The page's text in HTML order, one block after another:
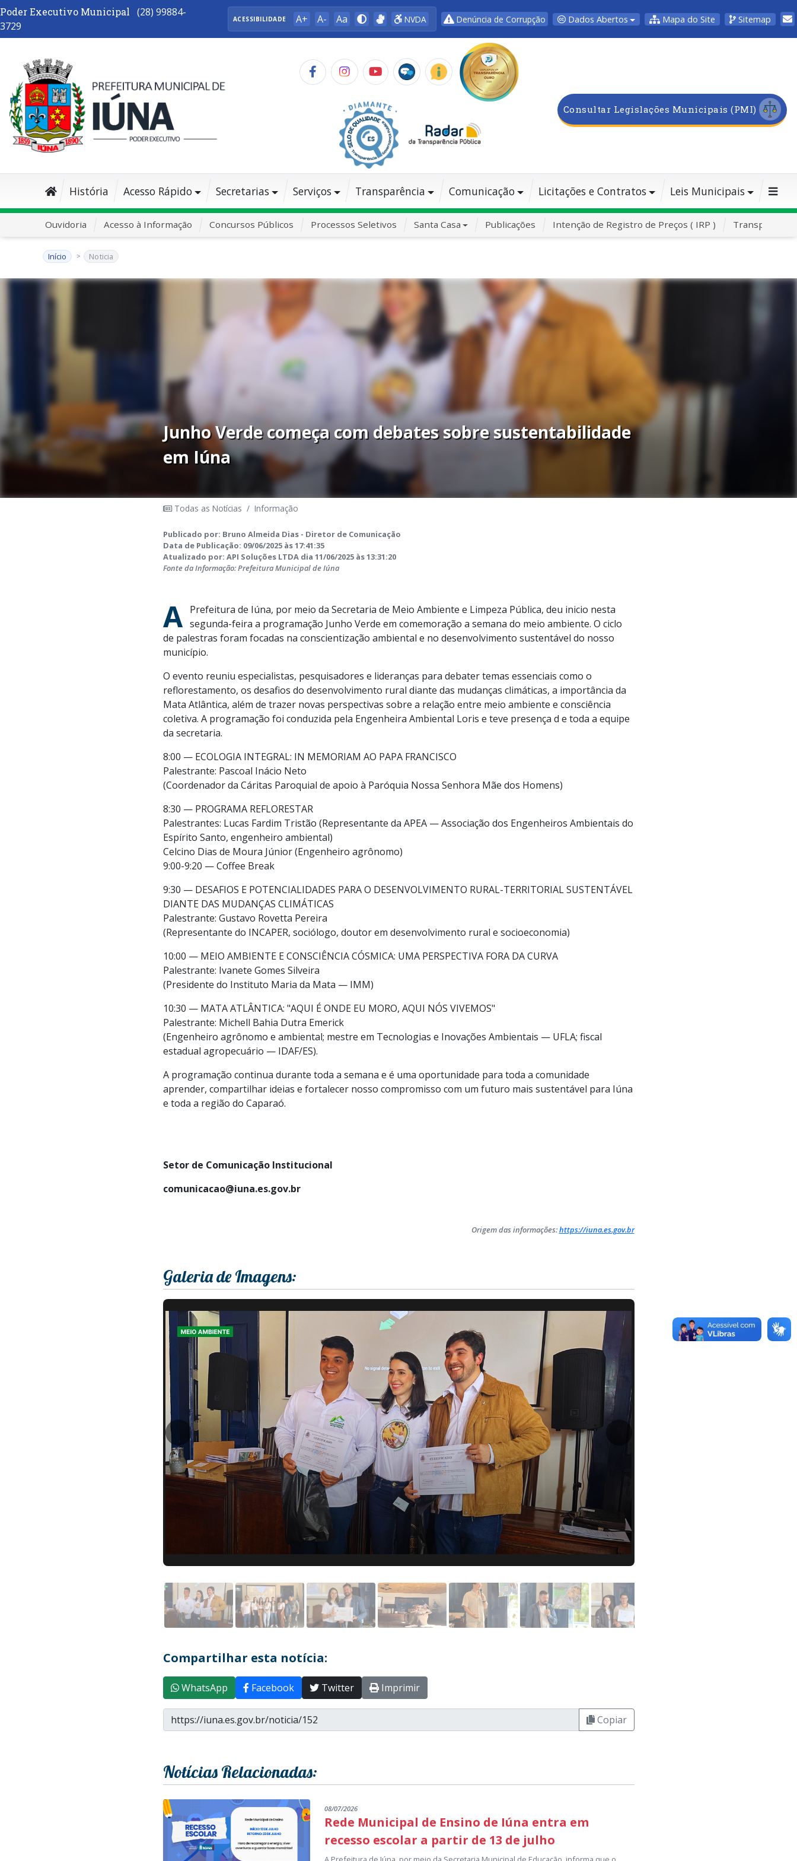
Poder Executivo Municipal
(28) 99884-
3729
ACESSIBILIDADE A+ A- Aa NVDA Denúncia de Corrupção Dados Abertos Mapa do Site Sitemap
Consultar Legislações Municipais (PMI)
História Acesso Rápido Secretarias Serviços Transparência Comunicação Licitações e Contratos Leis Municipais
Ouvidoria Acesso à Informação Concursos Públicos Processos Seletivos Santa Casa Publicações Intenção de Registro de Preços ( IRP ) Transporte
Início Noticia
Junho Verde começa com debates sobre sustentabilidade
em Iúna
Todas as Notícias / Informação
Publicado por: Bruno Almeida Dias - Diretor de Comunicação
Data de Publicação: 09/06/2025 às 17:41:35
Atualizado por: API Soluções LTDA dia 11/06/2025 às 13:31:20
Fonte da Informação: Prefeitura Municipal de Iúna
A
Prefeitura de Iúna, por meio da Secretaria de Meio Ambiente e Limpeza Pública, deu inicio nesta
segunda-feira a programação Junho Verde em comemoração a semana do meio ambiente. O ciclo
de palestras foram focadas na conscientização ambiental e no desenvolvimento sustentável do nosso
município.
O evento reuniu especialistas, pesquisadores e lideranças para debater temas essenciais como o
reflorestamento, os desafios do desenvolvimento rural diante das mudanças climáticas, a importância da
Mata Atlântica, além de trazer novas perspectivas sobre a relação entre meio ambiente e consciência
coletiva. A programação foi conduzida pela Engenheira Ambiental Loris e teve presença d e toda a equipe
da secretaria.
8:00 — ECOLOGIA INTEGRAL: IN MEMORIAM AO PAPA FRANCISCO
Palestrante: Pascoal Inácio Neto
(Coordenador da Cáritas Paroquial de apoio à Paróquia Nossa Senhora Mãe dos Homens)
8:30 — PROGRAMA REFLORESTAR
Palestrantes: Lucas Fardim Tristão (Representante da APEA — Associação dos Engenheiros Ambientais do
Espírito Santo, engenheiro ambiental)
Celcino Dias de Moura Júnior (Engenheiro agrônomo)
9:00-9:20 — Coffee Break
9:30 — DESAFIOS E POTENCIALIDADES PARA O DESENVOLVIMENTO RURAL-TERRITORIAL SUSTENTÁVEL
DIANTE DAS MUDANÇAS CLIMÁTICAS
Palestrante: Gustavo Rovetta Pereira
(Representante do INCAPER, sociólogo, doutor em desenvolvimento rural e socioeconomia)
10:00 — MEIO AMBIENTE E CONSCIÊNCIA CÓSMICA: UMA PERSPECTIVA FORA DA CURVA
Palestrante: Ivanete Gomes Silveira
(Presidente do Instituto Maria da Mata — IMM)
10:30 — MATA ATLÂNTICA: "AQUI É ONDE EU MORO, AQUI NÓS VIVEMOS"
Palestrante: Michell Bahia Dutra Emerick
(Engenheiro agrônomo e ambiental; mestre em Tecnologias e Inovações Ambientais — UFLA; fiscal
estadual agropecuário — IDAF/ES).
A programação continua durante toda a semana e é uma oportunidade para toda a comunidade
aprender, compartilhar ideias e fortalecer nosso compromisso com um futuro mais sustentável para Iúna
e toda a região do Caparaó.
Setor de Comunicação Institucional
comunicacao@iuna.es.gov.br
Origem das informações:https://iuna.es.gov.br
Galeria de Imagens:
Compartilhar esta notícia:
WhatsApp Facebook Twitter Imprimir
Copiar
Notícias Relacionadas:
08/07/2026
Rede Municipal de Ensino de Iúna entra em
recesso escolar a partir de 13 de julho